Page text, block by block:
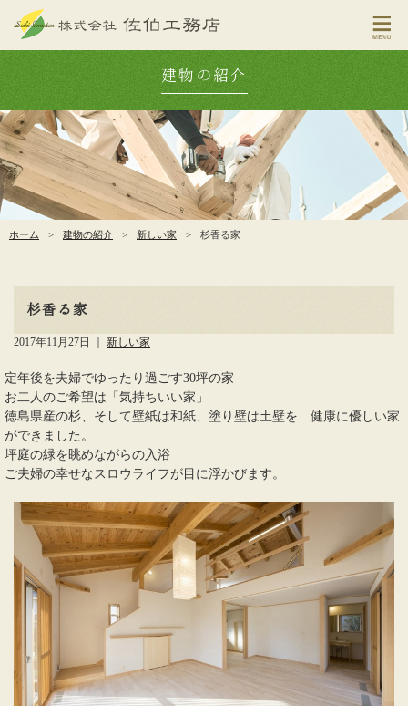
建物の紹介
ホーム > 建物の紹介 > 新しい家 > 杉香る家
杉香る家
2017年11月27日 新しい家
定年後を夫婦でゆったり過ごす30坪の家
お二人のご希望は「気持ちいい家」
徳島県産の杉、そして壁紙は和紙、塗り壁は土壁を 健康に優しい家
ができました。
坪庭の緑を眺めながらの入浴
ご夫婦の幸せなスロウライフが目に浮かびます。